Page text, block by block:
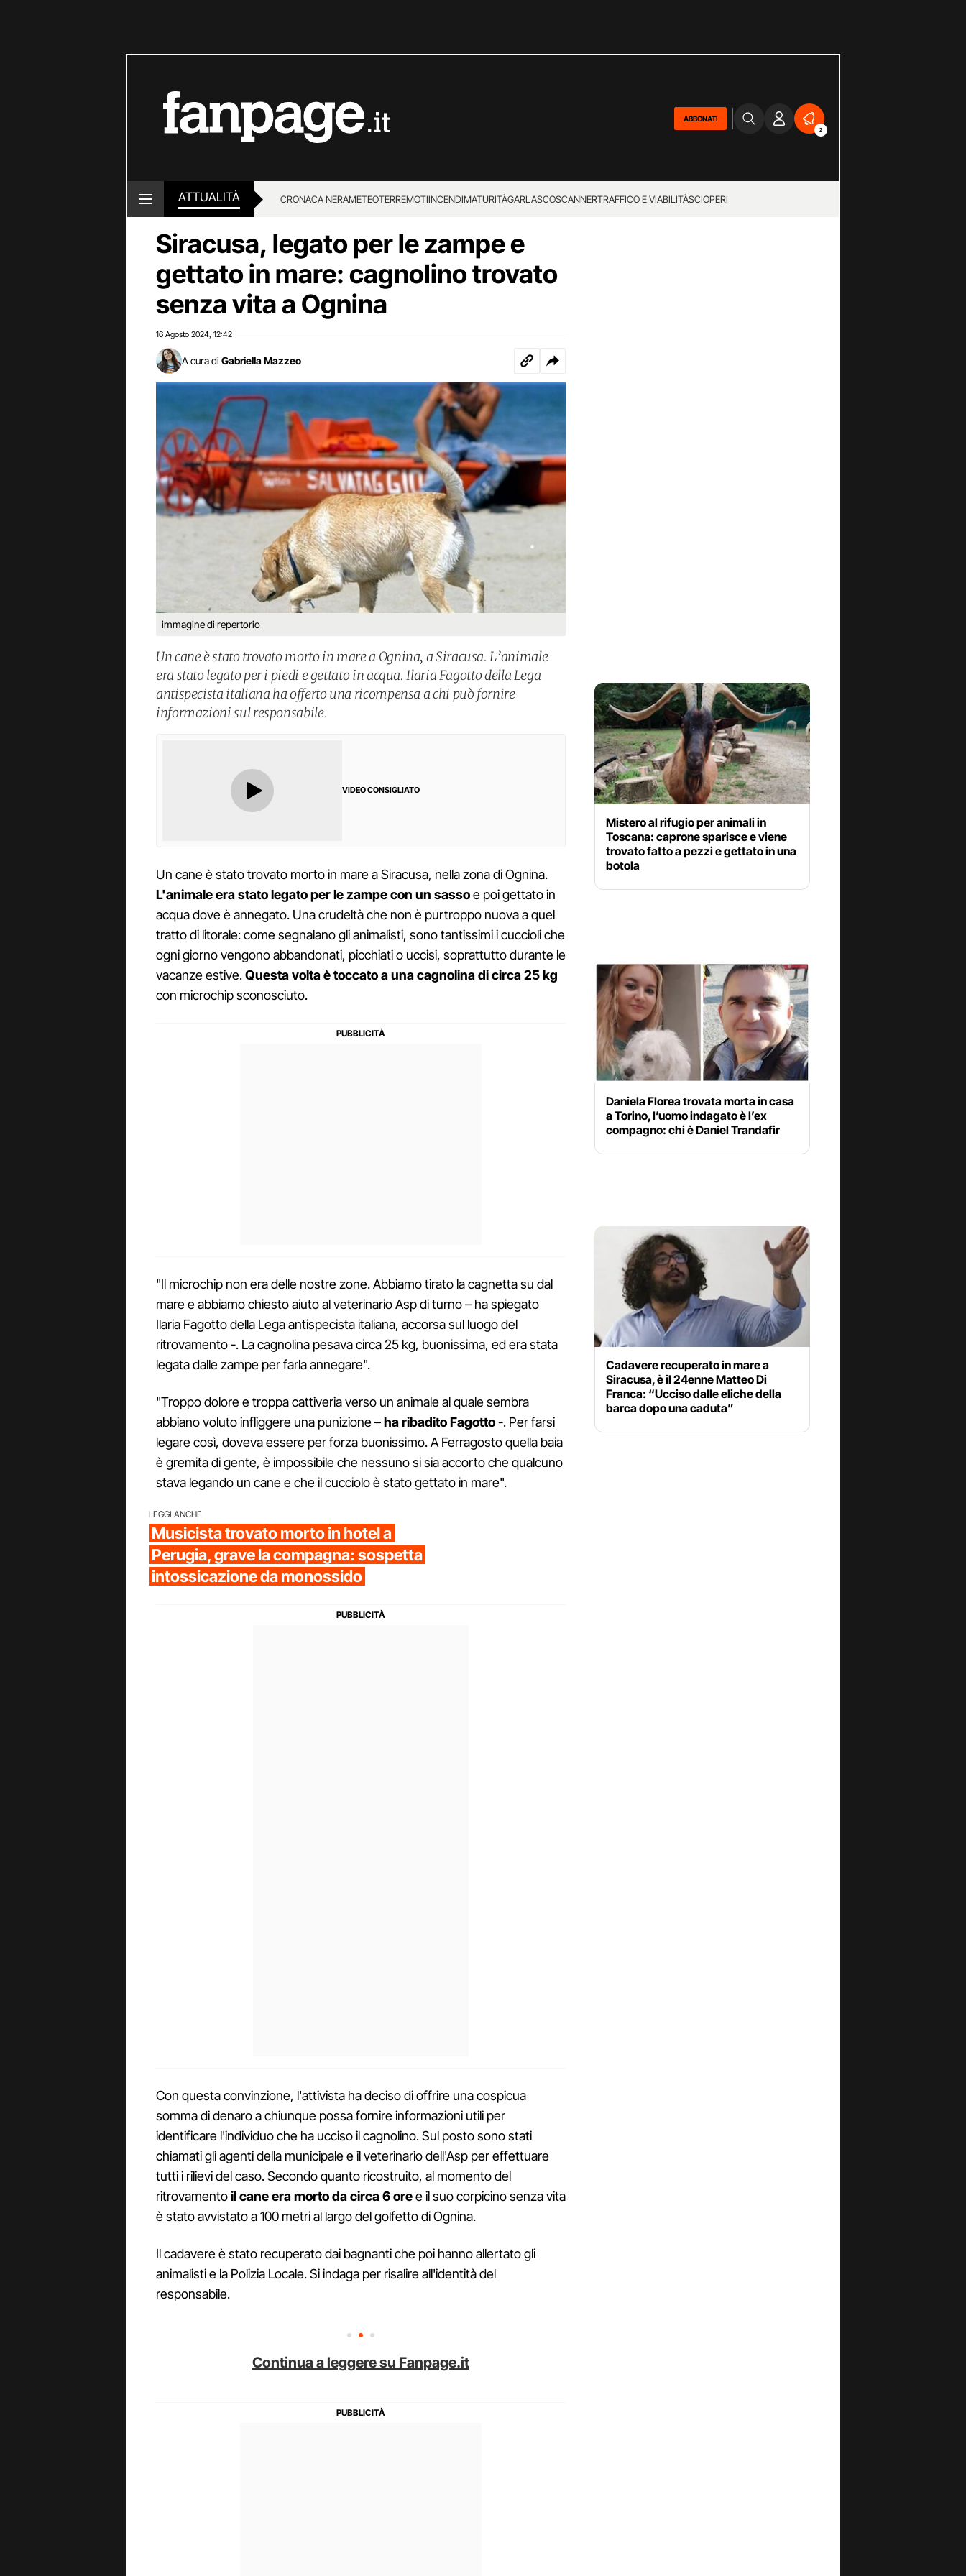
ABBONATI
2
ATTUALITÀ CRONACA NERAMETEOTERREMOTIINCENDIMATURITÀGARLASCOSCANNERTRAFFICO E VIABILITÀSCIOPERI
LOTTO E SUPERENALOTTO
Siracusa, legato per le zampe e
gettato in mare: cagnolino trovato
senza vita a Ognina
16 Agosto 2024 12:42
A cura di Gabriella Mazzeo
immagine di repertorio
Un cane è stato trovato morto in mare a Ognina, a Siracusa. L’animale
era stato legato per i piedi e gettato in acqua. Ilaria Fagotto della Lega
antispecista italiana ha offerto una ricompensa a chi può fornire
informazioni sul responsabile.
VIDEO CONSIGLIATO
Un cane è stato trovato morto in mare a Siracusa, nella zona di Ognina.
L'animale era stato legato per le zampe con un sassoe poi gettato in
acqua dove è annegato. Una crudeltà che non è purtroppo nuova a quel
tratto di litorale: come segnalano gli animalisti, sono tantissimi i cuccioli che
ogni giorno vengono abbandonati, picchiati o uccisi, soprattutto durante le
vacanze estive.Questa volta è toccato a una cagnolina di circa 25 kg
con microchip sconosciuto.
"Il microchip non era delle nostre zone. Abbiamo tirato la cagnetta su dal
mare e abbiamo chiesto aiuto al veterinario Asp di turno – ha spiegato
Ilaria Fagotto della Lega antispecista italiana, accorsa sul luogo del
ritrovamento -. La cagnolina pesava circa 25 kg, buonissima, ed era stata
legata dalle zampe per farla annegare".
"Troppo dolore e troppa cattiveria verso un animale al quale sembra
abbiano voluto infliggere una punizione –ha ribadito Fagotto-. Per farsi
legare così, doveva essere per forza buonissimo. A Ferragosto quella baia
è gremita di gente, è impossibile che nessuno si sia accorto che qualcuno
stava legando un cane e che il cucciolo è stato gettato in mare".
LEGGI ANCHE
Musicista trovato morto in hotel a
Perugia, grave la compagna: sospetta
intossicazione da monossido
Con questa convinzione, l'attivista ha deciso di offrire una cospicua
somma di denaro a chiunque possa fornire informazioni utili per
identificare l'individuo che ha ucciso il cagnolino. Sul posto sono stati
chiamati gli agenti della municipale e il veterinario dell'Asp per effettuare
tutti i rilievi del caso. Secondo quanto ricostruito, al momento del
ritrovamentoil cane era morto da circa 6 oree il suo corpicino senza vita
è stato avvistato a 100 metri al largo del golfetto di Ognina.
Il cadavere è stato recuperato dai bagnanti che poi hanno allertato gli
animalisti e la Polizia Locale. Si indaga per risalire all'identità del
responsabile.
Continua a leggere su Fanpage.it
Mistero al rifugio per animali in
Toscana: caprone sparisce e viene
trovato fatto a pezzi e gettato in una
botola
Daniela Florea trovata morta in casa
a Torino, l’uomo indagato è l’ex
compagno: chi è Daniel Trandafir
Cadavere recuperato in mare a
Siracusa, è il 24enne Matteo Di
Franca: “Ucciso dalle eliche della
barca dopo una caduta”